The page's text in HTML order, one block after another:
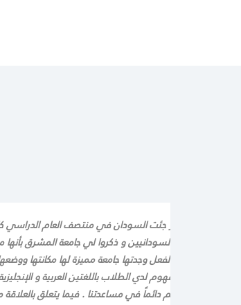
من دولة مصر جئت السودان في منتصف العام الدراسي
بعض الأخوان السودانيين و ذكروا لي جامعة المشرق
بالجامعة، بالفعل وجدتها جامعة مميزة لها مكانتها
سلس و مفهوم لدي الطلاب باللغتين العربية و
و الطلاب فهم دائماً في مساعدتنا . فيما يتعلق بالعلاقة